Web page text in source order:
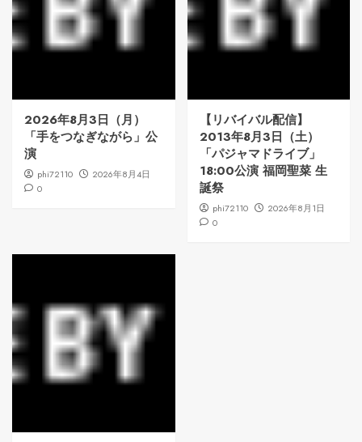
2026年8月3日（月）
「手をつなぎながら」公
演
phi72110
2026年8月4日
0
【リバイバル配信】
2013年8月3日（土）
「パジャマドライブ」
18:00公演 福岡聖菜 生
誕祭
phi72110
2026年8月1日
0